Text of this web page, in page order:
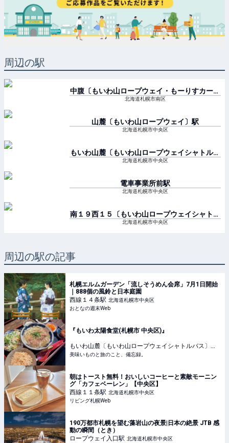
周辺の駅
中腹〔もいわ山ロープウェイ・もーりすカー〕
駅
北海道札幌市南区
山麓〔もいわ山ロープウェイ〕 駅
北海道札幌市中央区
もいわ山麓〔もいわ山ロープウェイシャトルバ
ス〕駅
北海道札幌市中央区
電車事業所前駅
北海道札幌市中央区
南１９西１５〔もいわ山ロープウェイシャトル
バス〕駅
北海道札幌市中央区
周辺の駅の記事
札幌エルムガーデン「流しそうめん会席」7月1日開始
｜888個の風鈴と日本庭園
西線１４条駅 北海道札幌市中央区
おとなの週末Web
『もいわ太陽食堂(札幌市 中央区)』
もいわ山麓〔もいわ山ロープウェイシャトルバス〕 駅
北海道札幌市中央区
美味いものと旅のこと、備忘録。
朝はトースト無料！おいしいコーヒーと素敵モーニン
グ「カフェベーレン」【中央区】
西線１１条駅 北海道札幌市中央区
リビング札幌Web
190万都市札幌を望む藻岩山の夜景|日本の絶景 JTB 感
動の瞬間（とき）
ロープウェイ入口駅 北海道札幌市中央区